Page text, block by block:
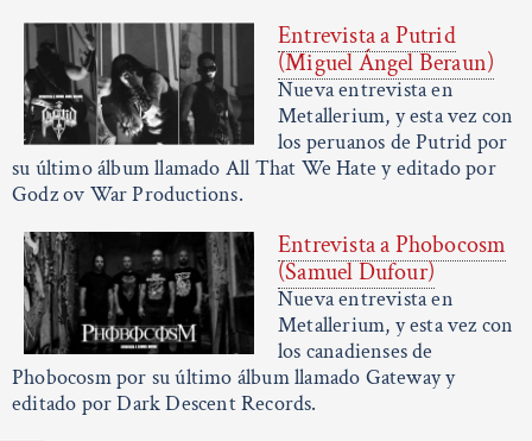
Entrevista a Putrid
(Miguel Ángel Beraun)
Nueva entrevista en
Metallerium, y esta vez con
los peruanos de Putrid por
su último álbum llamado All That We Hate y editado por
Godz ov War Productions.
Entrevista a Phobocosm
(Samuel Dufour)
Nueva entrevista en
Metallerium, y esta vez con
los canadienses de
Phobocosm por su último álbum llamado Gateway y
editado por Dark Descent Records.